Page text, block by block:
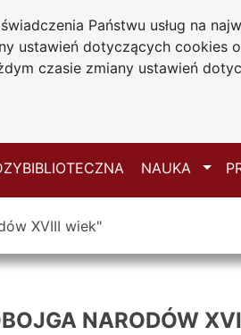
Państwu usług na
ustawień dotyczących cookies
czasie zmiany ustawień
Mapa serwisu
NAUKA
XVIII wiek"
NARODÓW